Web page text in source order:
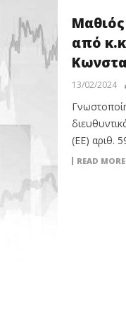
από
13/02/2024
(ΕΕ) αριθ.
READ MORE